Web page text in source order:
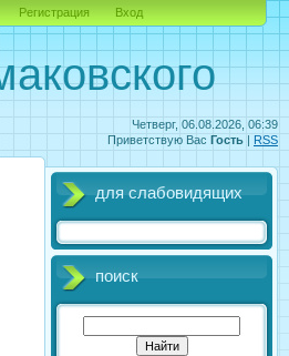
Четверг, 06.08.2026, 06:39
Приветствую Вас Гость | RSS
Регистрация Вход
для слабовидящих
поиск